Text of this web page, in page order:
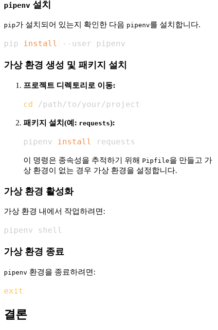
pipenv 설치
pip가 설치되어 있는지 확인한 다음 pipenv를 설치합니다.
pip install --user pipenv
가상 환경 생성 및 패키지 설치
프로젝트 디렉토리로 이동:
cd /path/to/your/project
패키지 설치(예: requests):
pipenv install requests
이 명령은 종속성을 추적하기 위해 Pipfile을 만들고 가
상 환경이 없는 경우 가상 환경을 설정합니다.
가상 환경 활성화
가상 환경 내에서 작업하려면:
pipenv shell
가상 환경 종료
pipenv 환경을 종료하려면:
exit
결론